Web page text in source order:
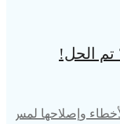
تم الحل!
وإصلاحها لمس